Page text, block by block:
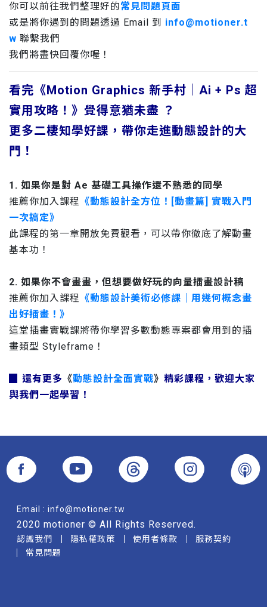
你可以前往我們整理好的常見問題頁面
或是將你遇到的問題透過 Email 到 info@motioner.t
w 聯繫我們
我們將盡快回覆你喔！
看完《Motion Graphics 新手村｜Ai + Ps 超
實用攻略！》覺得意猶未盡 ？
更多二棲知學好課，帶你走進動態設計的大
門！
1. 如果你是對 Ae 基礎工具操作還不熟悉的同學
推薦你加入課程 《動態設計全方位！[動畫篇] 實戰入門
一次搞定》
此課程的第一章開放免費觀看，可以帶你徹底了解動畫
基本功！
2. 如果你不會畫畫，但想要做好玩的向量插畫設計稿
推薦你加入課程 《動態設計美術必修課｜用幾何概念畫
出好插畫！》
這堂插畫實戰課將帶你學習多數動態專案都會用到的插
畫類型 Styleframe！
▉ 還有更多 《動態設計全面實戰》 精彩課程，歡迎大家
與我們一起學習！
Email : info@motioner.tw
2020 motioner © All Rights Reserved.
認識我們 隱私權政策 使用者條款
服務契約
常見問題